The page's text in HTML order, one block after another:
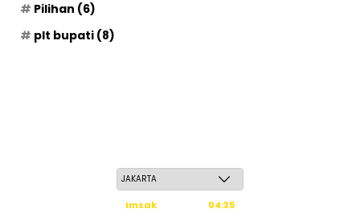
Pilihan (6)
plt bupati (8)
Imsak
04:35